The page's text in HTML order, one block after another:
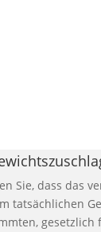
Sie, dass das
tatsächlichen
gesetzlich